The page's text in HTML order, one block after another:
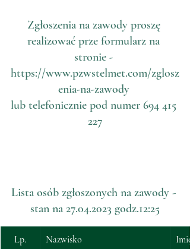
Zgłoszenia na zawody proszę
realizować prze formularz na
stronie -
https://www.pzwstelmet.com/zglosz
enia-na-zawody
lub telefonicznie pod numer 694 415
227
Lista osób zgłoszonych na zawody -
stan na 27.04.2023 godz.12:25
Lp. Nazwisko Imię